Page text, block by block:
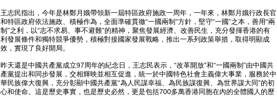
王志民指出，今年是林鄭月娥帶領新一屆特區政府施政一周年，一年來，林鄭月娥行政長官
和特區政府依法施政、積極作為，全面準確貫徹“一國兩制”方針，堅守“一國”之本，善用“兩
制”之利，以“志不求易、事不避難”的精神，聚焦發展經濟、改善民生，充分發揮香港的有
利發展條件和獨特競爭優勢，積極對接國家發展戰略，推出一系列政策舉措，取得明顯成
效，實現了良好開局。
昨天還是中國共產黨成立97周年的紀念日，王志民表示，“改革開放”和“一國兩制”由中國共
產黨提出和同步發展，交相輝映並相互促進，統一於中國特色社會主義偉大事業，服務於中
華民族偉大復興，充分彰顯中國共產黨“為人民謀幸福、為民族謀復興、為世界謀大同”的初
心和使命。這是歷史事實，也是歷史必然，更是包括700多萬香港同胞在內的全體國人的歷